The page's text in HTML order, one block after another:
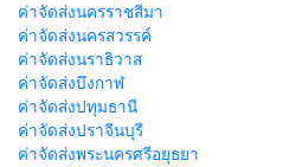
ค่าจัดส่งนครราชสีมา
ค่าจัดส่งนครสวรรค์
ค่าจัดส่งนราธิวาส
ค่าจัดส่งบึงกาฬ
ค่าจัดส่งปทุมธานี
ค่าจัดส่งปราจีนบุรี
ค่าจัดส่งพระนครศรีอยุธยา